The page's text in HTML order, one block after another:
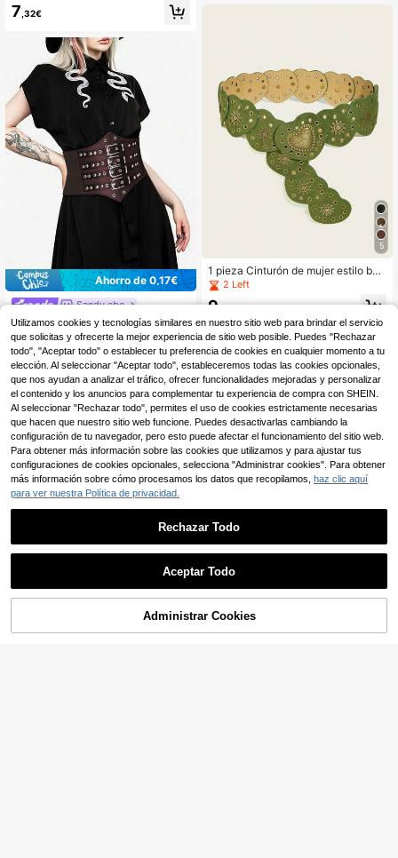
a plateada y lazo, versátil banda de
abajo y talla grande
7,32€
Ahorro de 0,17€
Sandy abc
1 pieza Cinturón ancho ajustable y
sexy de estilo callejero para mujer,
de color café con hebilla de metal,
adecuado para vestidos, suéteres y
atuendos casuales
8 Left
6 ,64€ -2% 6,81€
5
1 pieza Cinturón de mujer estilo boh
o vintage con corazón verde, cintur
ón patchwork con corazón Y2K, cin
turón con remaches, cinturón estilo
occidental, cinturón verde, cinturon
es de vaquera para mujer, accesori
os Y2K, combina con vestido, jeans,
ropa casual, adecuado para fiesta, r
eunión, salida casual, calle, compra
s, festival de música, campus, regal
o de vacaciones, verano, Día de la
Madre, temporada de bodas
2 Left
9
Lo sentimos, este producto está agotado.
SIMILAR
Utilizamos cookies y tecnologías similares en nuestro sitio web para brindar el servicio
que solicitas y ofrecerte la mejor experiencia de sitio web posible. Puedes "Rechazar
todo", "Aceptar todo" o establecer tu preferencia de cookies en cualquier momento a tu
elección. Al seleccionar "Aceptar todo", estableceremos todas las cookies opcionales,
que nos ayudan a analizar el tráfico, ofrecer funcionalidades mejoradas y personalizar
el contenido y los anuncios para complementar tu experiencia de compra con SHEIN.
Al seleccionar "Rechazar todo", permites el uso de cookies estrictamente necesarias
que hacen que nuestro sitio web funcione. Puedes desactivarlas cambiando la
configuración de tu navegador, pero esto puede afectar el funcionamiento del sitio web.
Para obtener más información sobre las cookies que utilizamos y para ajustar tus
configuraciones de cookies opcionales, selecciona "Administrar cookies". Para obtener
más información sobre cómo procesamos los datos que recopilamos, haz clic aquí
para ver nuestra Política de privacidad.
Rechazar Todo
Aceptar Todo
Administrar Cookies